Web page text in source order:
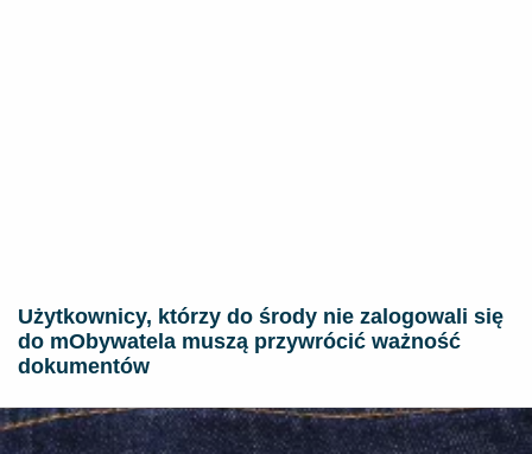
Użytkownicy, którzy do środy nie zalogowali się
do mObywatela muszą przywrócić ważność
dokumentów